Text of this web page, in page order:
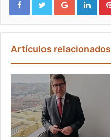
Artículos relacionados